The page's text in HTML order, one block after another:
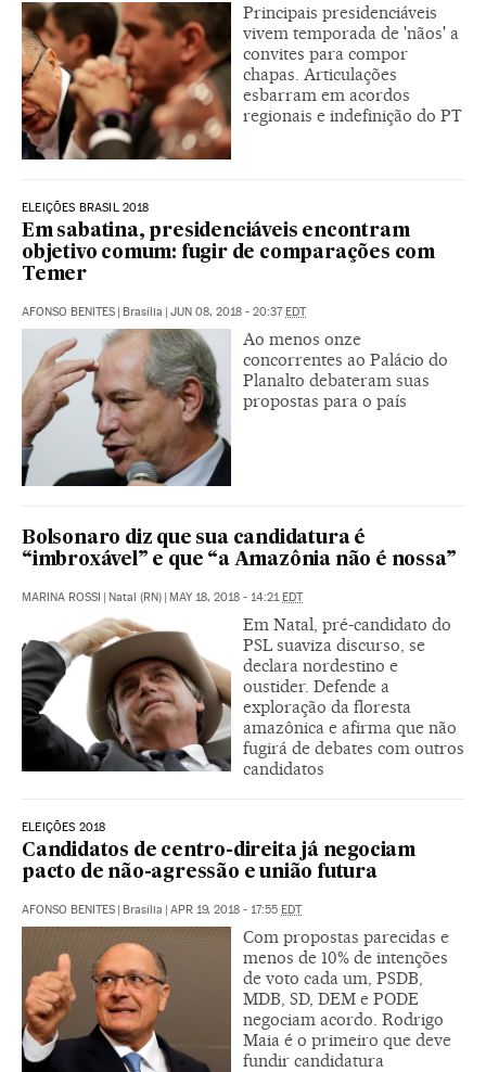
Principais presidenciáveis
vivem temporada de 'nãos' a
convites para compor
chapas. Articulações
esbarram em acordos
regionais e indefinição do PT
ELEIÇÕES BRASIL 2018
Em sabatina, presidenciáveis encontram
objetivo comum: fugir de comparações com
Temer
AFONSO BENITES | Brasília | JUN 08, 2018 - 20:37EDT
Ao menos onze
concorrentes ao Palácio do
Planalto debateram suas
propostas para o país
Bolsonaro diz que sua candidatura é
“imbroxável” e que “a Amazônia não é nossa”
MARINA ROSSI | Natal (RN) | MAY 18, 2018 - 14:21EDT
Em Natal, pré-candidato do
PSL suaviza discurso, se
declara nordestino e
oustider. Defende a
exploração da floresta
amazônica e afirma que não
fugirá de debates com outros
candidatos
ELEIÇÕES 2018
Candidatos de centro-direita já negociam
pacto de não-agressão e união futura
AFONSO BENITES | Brasília | APR 19, 2018 - 17:55 EDT
Com propostas parecidas e
menos de 10% de intenções
de voto cada um, PSDB,
MDB, SD, DEM e PODE
negociam acordo. Rodrigo
Maia é o primeiro que deve
fundir candidatura